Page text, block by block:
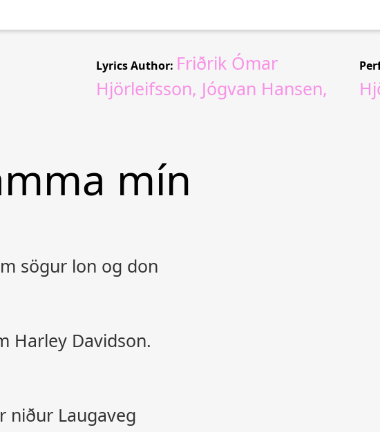
Lyrics Author: Friðrik Ómar
Hjörleifsson, Jógvan Hansen,
mín
sögur lon og don
Harley Davidson.
niður Laugaveg